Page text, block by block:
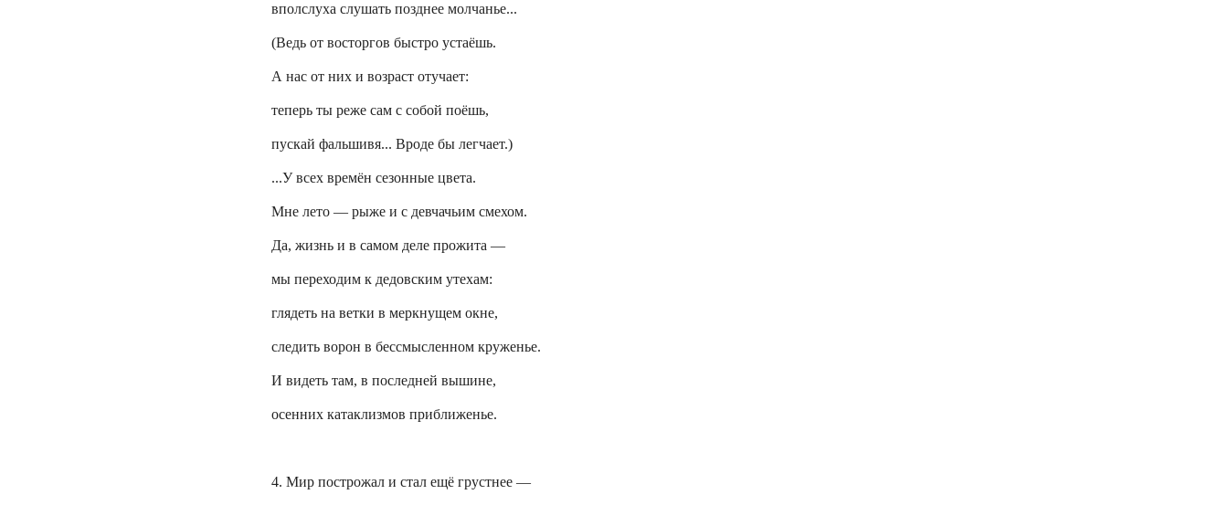
вполслуха слушать позднее молчанье...
(Ведь от восторгов быстро устаёшь.
А нас от них и возраст отучает:
теперь ты реже сам с собой поёшь,
пускай фальшивя... Вроде бы легчает.)
...У всех времён сезонные цвета.
Мне лето — рыже и с девчачьим смехом.
Да, жизнь и в самом деле прожита —
мы переходим к дедовским утехам:
глядеть на ветки в меркнущем окне,
следить ворон в бессмысленном круженье.
И видеть там, в последней вышине,
осенних катаклизмов приближенье.
4. Мир построжал и стал ещё грустнее —